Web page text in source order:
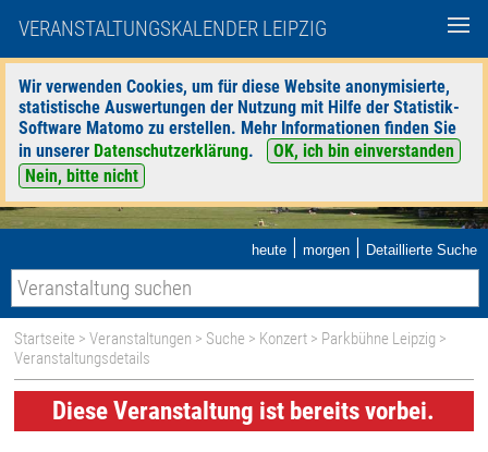
VERANSTALTUNGSKALENDER LEIPZIG
Wir verwenden Cookies, um für diese Website anonymisierte,
statistische Auswertungen der Nutzung mit Hilfe der Statistik-
Software Matomo zu erstellen. Mehr Informationen finden Sie
in unserer Datenschutzerklärung.
OK, ich bin einverstanden
Nein, bitte nicht
heute | morgen | Detaillierte Suche
Startseite >Veranstaltungen > Suche > Konzert > Parkbühne Leipzig >
Veranstaltungsdetails
Diese Veranstaltung ist bereits vorbei.